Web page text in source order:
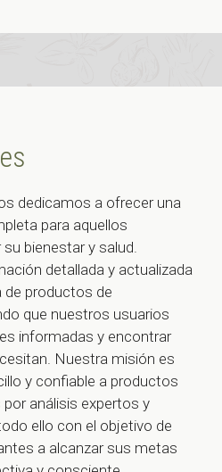
dedicamos a ofrecer una
para aquellos
bienestar y salud.
detallada y actualizada
de productos de
que nuestros usuarios
informadas y encontrar
Nuestra misión es
y confiable a productos
por análisis expertos y
ello con el objetivo de
a alcanzar sus metas